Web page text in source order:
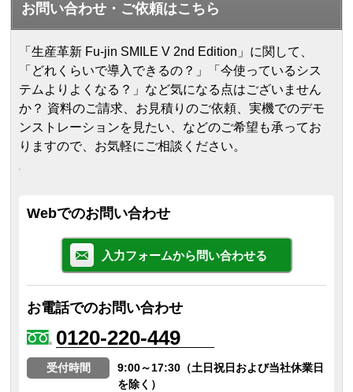
お問い合わせ・ご依頼はこちら
「生産革新 Fu-jin SMILE V 2nd Edition」に関して、
「どれくらいで導入できるの？」「今使っているシス
テムよりよくなる？」など気になる点はございません
か？ 資料のご請求、お見積りのご依頼、実機でのデモ
ンストレーションを見たい、などのご希望も承ってお
りますので、お気軽にご相談ください。
Webでのお問い合わせ
入力フォームから問い合わせる
お電話でのお問い合わせ
0120-220-449
受付時間
9:00～17:30（土日祝日および当社休業日
を除く）